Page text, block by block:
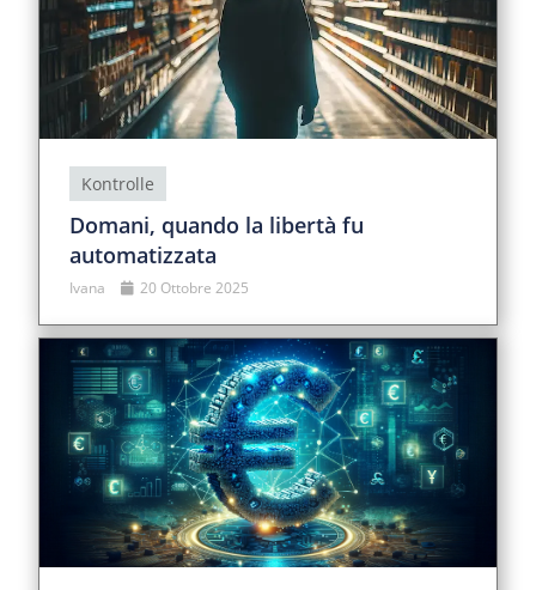
Kontrolle
Domani, quando la libertà fu
automatizzata
Ivana 20 Ottobre 2025